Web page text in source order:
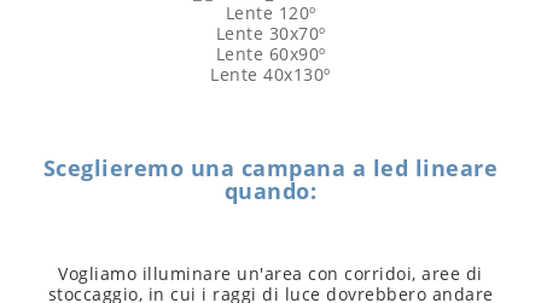
Lente 120º
Lente 30x70º
Lente 60x90º
Lente 40x130º
Sceglieremo una campana a led lineare
quando:
Vogliamo illuminare un'area con corridoi, aree di
stoccaggio, in cui i raggi di luce dovrebbero andare